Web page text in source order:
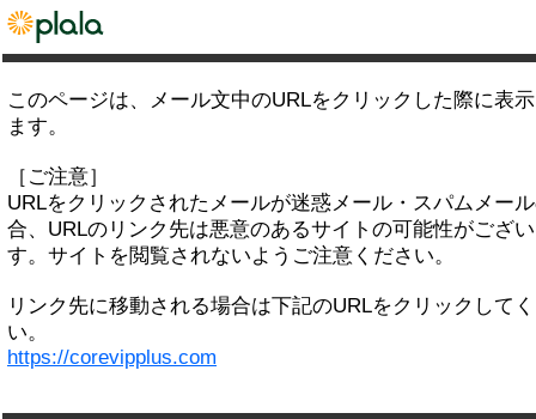
このページは、メール文中のURLをクリックした際に表
ます。
［ご注意］
URLをクリックされたメールが迷惑メール・スパムメー
合、URLのリンク先は悪意のあるサイトの可能性がござ
す。サイトを閲覧されないようご注意ください。
リンク先に移動される場合は下記のURLをクリックして
い。
https://corevipplus.com